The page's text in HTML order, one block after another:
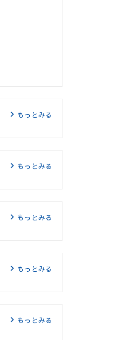
もっとみる
もっとみる
もっとみる
もっとみる
もっとみる